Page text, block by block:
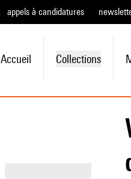
appels à candidatures
Accueil Collections